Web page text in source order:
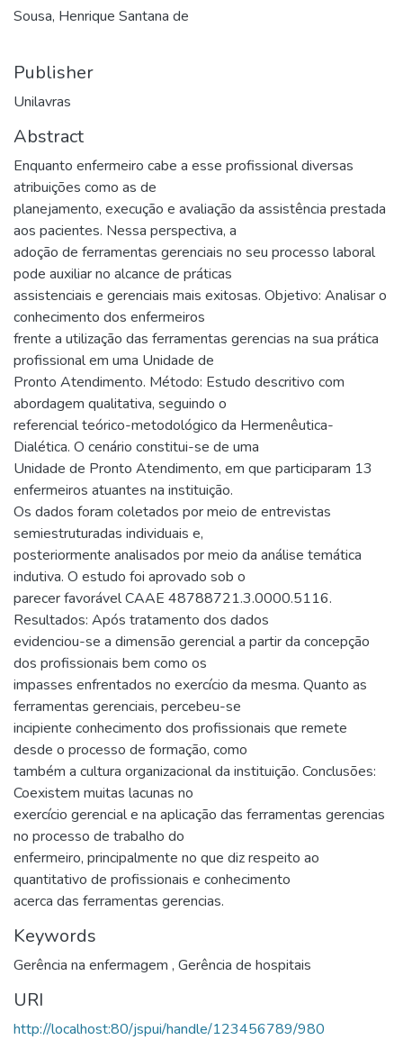
Sousa, Henrique Santana de
Publisher
Unilavras
Abstract
Enquanto enfermeiro cabe a esse profissional diversas
atribuições como as de
planejamento, execução e avaliação da assistência prestada
aos pacientes. Nessa perspectiva, a
adoção de ferramentas gerenciais no seu processo laboral
pode auxiliar no alcance de práticas
assistenciais e gerenciais mais exitosas. Objetivo: Analisar o
conhecimento dos enfermeiros
frente a utilização das ferramentas gerencias na sua prática
profissional em uma Unidade de
Pronto Atendimento. Método: Estudo descritivo com
abordagem qualitativa, seguindo o
referencial teórico-metodológico da Hermenêutica-
Dialética. O cenário constitui-se de uma
Unidade de Pronto Atendimento, em que participaram 13
enfermeiros atuantes na instituição.
Os dados foram coletados por meio de entrevistas
semiestruturadas individuais e,
posteriormente analisados por meio da análise temática
indutiva. O estudo foi aprovado sob o
parecer favorável CAAE 48788721.3.0000.5116.
Resultados: Após tratamento dos dados
evidenciou-se a dimensão gerencial a partir da concepção
dos profissionais bem como os
impasses enfrentados no exercício da mesma. Quanto as
ferramentas gerenciais, percebeu-se
incipiente conhecimento dos profissionais que remete
desde o processo de formação, como
também a cultura organizacional da instituição. Conclusões:
Coexistem muitas lacunas no
exercício gerencial e na aplicação das ferramentas gerencias
no processo de trabalho do
enfermeiro, principalmente no que diz respeito ao
quantitativo de profissionais e conhecimento
acerca das ferramentas gerencias.
Keywords
Gerência na enfermagem , Gerência de hospitais
URI
http://localhost:80/jspui/handle/123456789/980